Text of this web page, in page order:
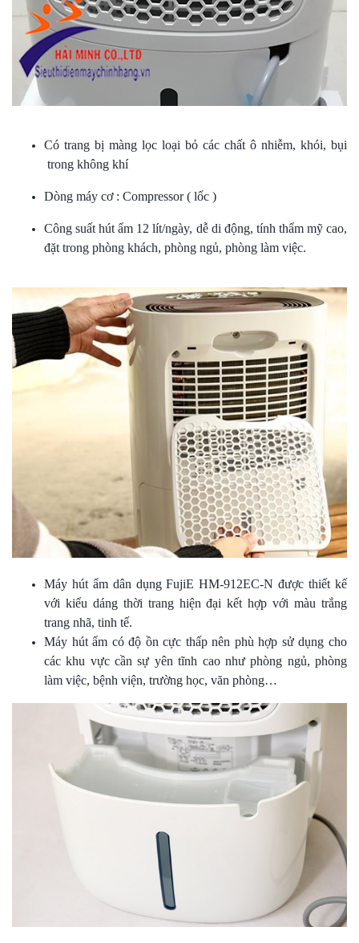
Có trang bị màng lọc loại bỏ các chất ô nhiễm, khói, bụi
trong không khí
Dòng máy cơ : Compressor ( lốc )
Công suất hút ẩm 12 lít/ngày, dễ di động, tính thẩm mỹ cao,
đặt trong phòng khách, phòng ngủ, phòng làm việc.
Máy hút ẩm dân dụng FujiE HM-912EC-N được thiết kế
với kiểu dáng thời trang hiện đạikết hợp với màu trắng
trang nhã, tinh tế.
Máy hút ẩm có độ ồn cực thấp nên phù hợp sử dụng cho
các khu vực cần sự yên tĩnh cao như phòng ngủ, phòng
làm việc, bệnh viện, trường học, văn phòng…